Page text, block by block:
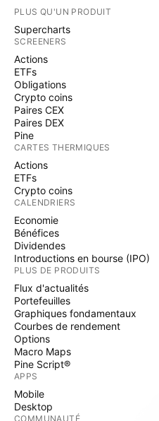
PLUS QU'UN PRODUIT
Supercharts
SCREENERS
Actions
ETFs
Obligations
Crypto coins
Paires CEX
Paires DEX
Pine
CARTES THERMIQUES
Actions
ETFs
Crypto coins
CALENDRIERS
Economie
Bénéfices
Dividendes
Introductions en bourse (IPO)
PLUS DE PRODUITS
Flux d'actualités
Portefeuilles
Graphiques fondamentaux
Courbes de rendement
Options
Macro Maps
Pine Script®
APPS
Mobile
Desktop
COMMUNAUTÉ